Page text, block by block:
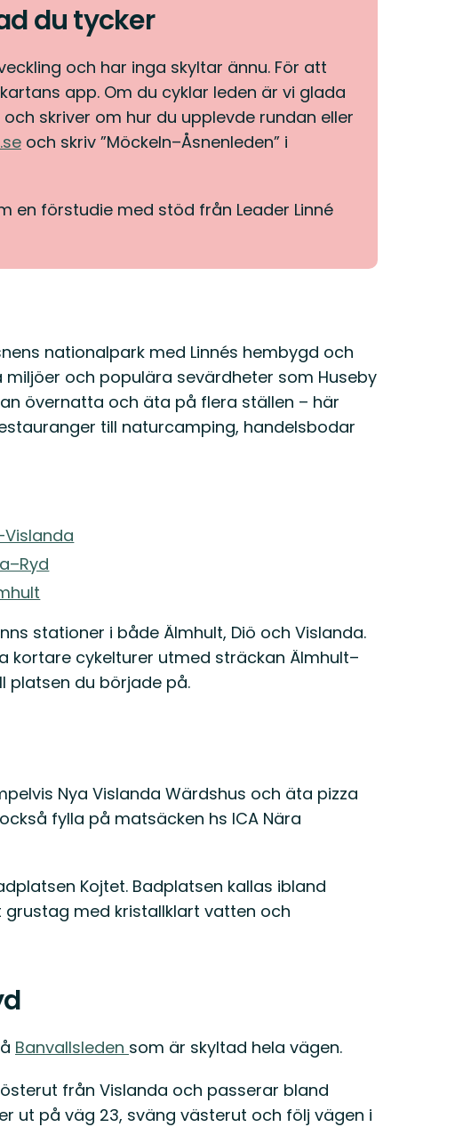
du tycker
och har inga skyltar ännu. För att
app. Om du cyklar leden är vi glada
skriver om hur du upplevde rundan eller
och skriv ”Möckeln–Åsnenleden” i
en förstudie med stöd från Leader Linné
nationalpark med Linnés hembygd och
och populära sevärdheter som Huseby
övernatta och äta på flera ställen – här
till naturcamping, handelsbodar
stationer i både Älmhult, Diö och Vislanda.
kortare cykelturer utmed sträckan Älmhult–
platsen du började på.
Nya Vislanda Wärdshus och äta pizza
fylla på matsäcken hs ICA Nära
Kojtet. Badplatsen kallas ibland
grustag med kristallklart vatten och
Banvallsleden som är skyltad hela vägen.
från Vislanda och passerar bland
ut på väg 23, sväng västerut och följ vägen i